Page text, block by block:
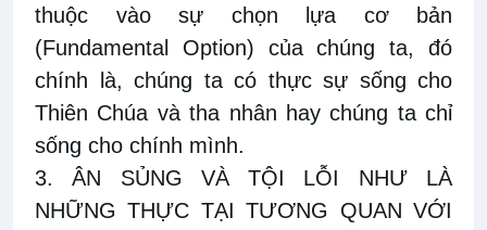
thuộc vào sự chọn lựa cơ bản
(Fundamental Option) của chúng ta, đó
chính là, chúng ta có thực sự sống cho
Thiên Chúa và tha nhân hay chúng ta chỉ
sống cho chính mình.
3. ÂN SỦNG VÀ TỘI LỖI NHƯ LÀ
NHỮNG THỰC TẠI TƯƠNG QUAN VỚI